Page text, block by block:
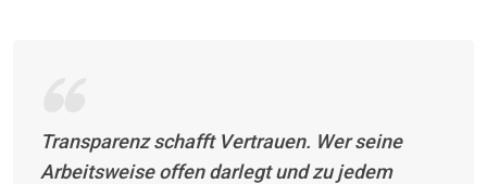
Transparenz schafft Vertrauen. Wer seine
Arbeitsweise offen darlegt und zu jedem